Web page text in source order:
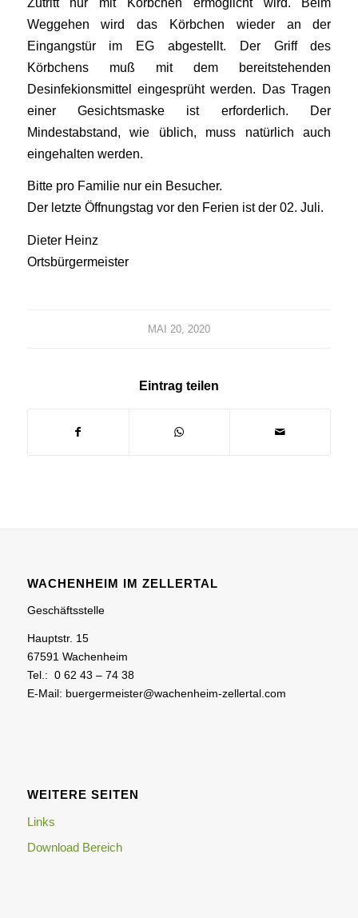
Weggehen wird das Körbchen wieder an der
Eingangstür im EG abgestellt. Der Griff des
Körbchens muß mit dem bereitstehenden
Desinfekionsmittel eingesprüht werden. Das Tragen
einer Gesichtsmaske ist erforderlich. Der
Mindestabstand, wie üblich, muss natürlich auch
eingehalten werden.
Bitte pro Familie nur ein Besucher.
Der letzte Öffnungstag vor den Ferien ist der 02. Juli.
Dieter Heinz
Ortsbürgermeister
MAI 20, 2020
Eintrag teilen
WACHENHEIM IM ZELLERTAL
Geschäftsstelle
Hauptstr. 15
67591 Wachenheim
Tel.: 0 62 43 – 74 38
E-Mail: buergermeister@wachenheim-zellertal.com
WEITERE SEITEN
Links
Download Bereich